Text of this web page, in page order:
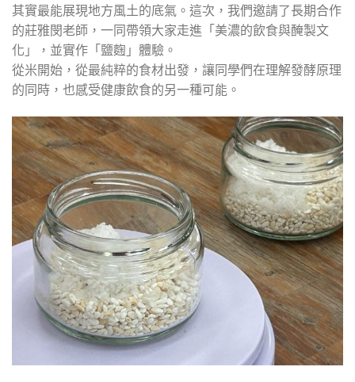
其實最能展現地方風土的底氣。這次，我們邀請了長期合作
的莊雅閔老師，一同帶領大家走進「美濃的飲食與醃製文
化」，並實作「鹽麴」體驗。
從米開始，從最純粹的食材出發，讓同學們在理解發酵原理
的同時，也感受健康飲食的另一種可能。